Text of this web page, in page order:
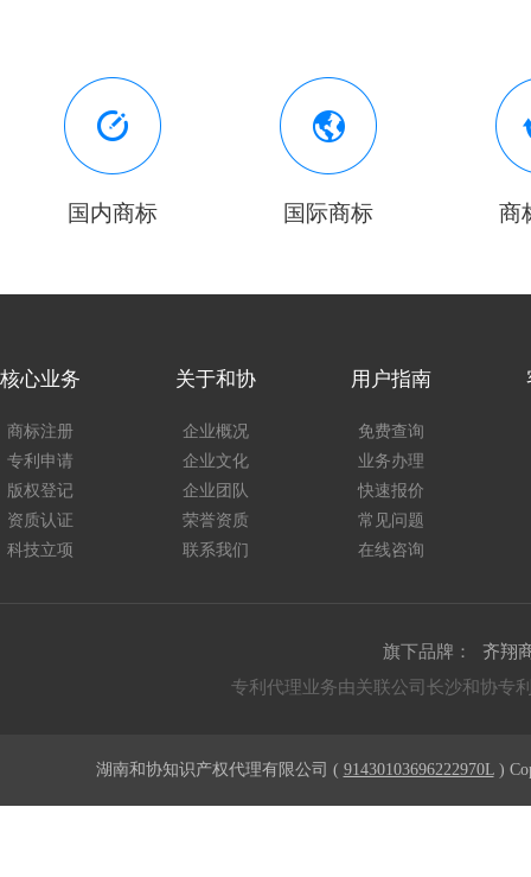
国内商标 国际商标 商
核心业务
商标注册
专利申请
版权登记
资质认证
科技立项
关于和协
企业概况
企业文化
企业团队
荣誉资质
联系我们
用户指南
免费查询
业务办理
快速报价
常见问题
在线咨询
旗下品牌：
齐翔
专利代理业务由关联公司长沙和协专
湖南和协知识产权代理有限公司 ( 91430103696222970L)